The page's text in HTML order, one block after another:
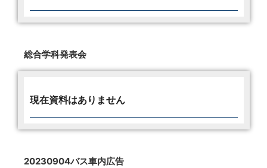
総合学科発表会
現在資料はありません
20230904バス車内広告